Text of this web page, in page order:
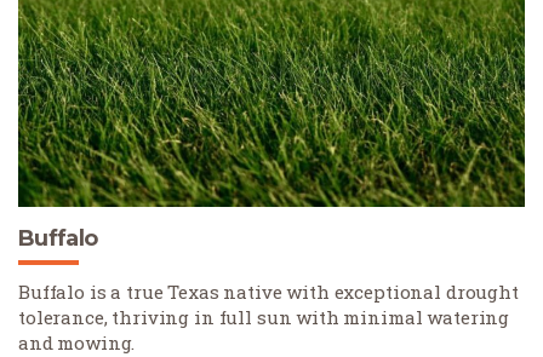
Buffalo
Buffalo is a true Texas native with exceptional drought
tolerance, thriving in full sun with minimal watering
and mowing.